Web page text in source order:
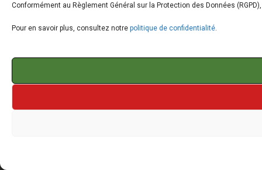
Conformément au Règlement Général sur la Protection des Données
Pour en savoir plus, consultez notre politique de confidentialité.